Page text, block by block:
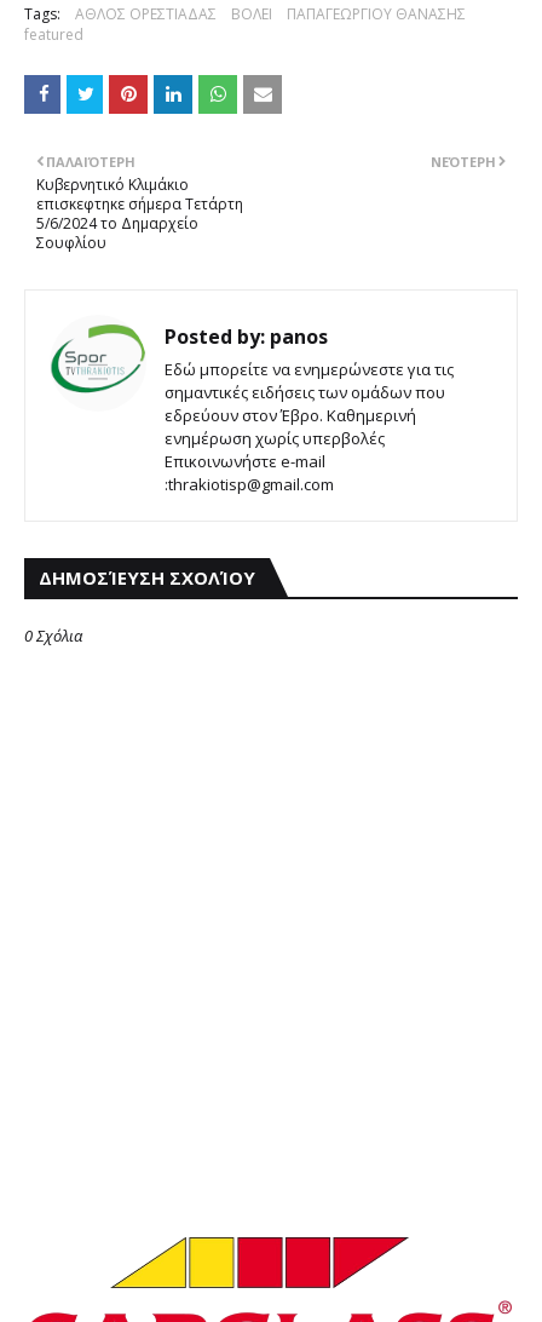
Tags: ΑΘΛΟΣ ΟΡΕΣΤΙΑΔΑΣ ΒΟΛΕΙ
ΠΑΠΑΓΕΩΡΓΙΟΥ ΘΑΝΑΣΗΣ
featured
ΝΕΌΤΕΡΗ
ΠΑΛΑΙΌΤΕΡΗ
Κυβερνητικό Κλιμάκιο
επισκεφτηκε σήμερα Τετάρτη
5/6/2024 το Δημαρχείο
Σουφλίου
Posted by: panos
Εδώ μπορείτε να ενημερώνεστε για τις
σημαντικές ειδήσεις των ομάδων που
εδρεύουν στον Έβρο. Καθημερινή
ενημέρωση χωρίς υπερβολές
Επικοινωνήστε e-mail
:thrakiotisp@gmail.com
ΔΗΜΟΣΊΕΥΣΗ ΣΧΟΛΊΟΥ
0 Σχόλια